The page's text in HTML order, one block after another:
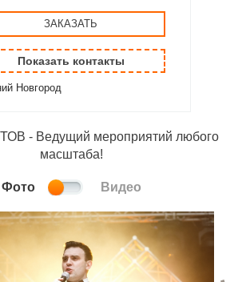
ЗАКАЗАТЬ
Показать контакты
Новгород
- Ведущий мероприятий любого
масштаба!
Фото Видео